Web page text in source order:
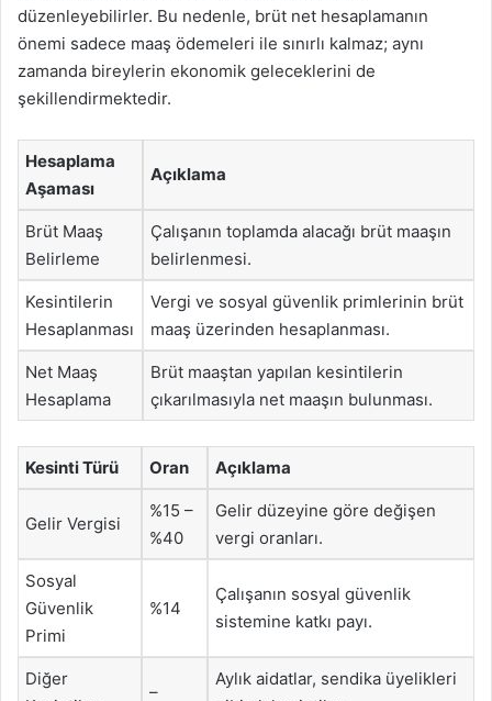
düzenleyebilirler. Bu nedenle, brüt net hesaplamanın
önemi sadece maaş ödemeleri ile sınırlı kalmaz; aynı
zamanda bireylerin ekonomik geleceklerini de
şekillendirmektedir.
Hesaplama
Aşaması
Açıklama
Brüt Maaş
Belirleme
Çalışanın toplamda alacağı brüt maaşın
belirlenmesi.
Kesintilerin
Hesaplanması
Vergi ve sosyal güvenlik primlerinin brüt
maaş üzerinden hesaplanması.
Net Maaş
Hesaplama
Brüt maaştan yapılan kesintilerin
çıkarılmasıyla net maaşın bulunması.
Kesinti Türü Oran Açıklama
Gelir Vergisi
%15 –
%40
Gelir düzeyine göre değişen
vergi oranları.
Sosyal
Güvenlik
Primi
%14
Çalışanın sosyal güvenlik
sistemine katkı payı.
Diğer
–
Aylık aidatlar, sendika üyelikleri